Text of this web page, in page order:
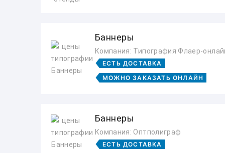
Баннеры
Компания: Типография Флаер-
ЕСТЬ ДОСТАВКА
МОЖНО ЗАКАЗАТЬ ОНЛАЙН
Баннеры
Компания: Оптполиграф
ЕСТЬ ДОСТАВКА